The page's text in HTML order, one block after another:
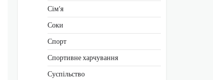
Сім’я
Соки
Спорт
Спортивне харчування
Суспільство